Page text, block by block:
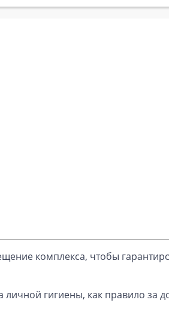
комплекса, чтобы
гигиены, как правило за